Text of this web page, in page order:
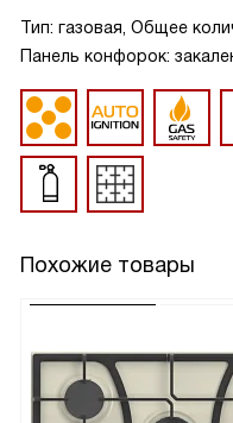
Тип: газовая, Общее
Панель конфорок:
Похожие товары